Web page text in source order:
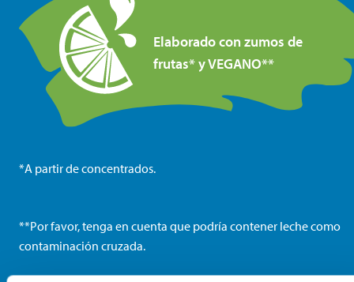
Elaborado con zumos de
frutas* y VEGANO**
*A partir de concentrados.
**Por favor, tenga en cuenta que podría contener leche como
contaminación cruzada.